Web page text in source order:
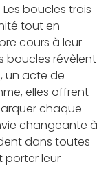
boucles trois
tout en
cours à leur
boucles révèlent
un acte de
elles offrent
chaque
changeante à
dans toutes
porter leur